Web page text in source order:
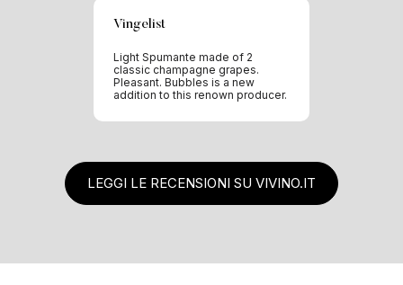
Vingelist
Light Spumante made of 2
classic champagne grapes.
Pleasant. Bubbles is a new
addition to this renown producer.
LEGGI LE RECENSIONI SU VIVINO.IT